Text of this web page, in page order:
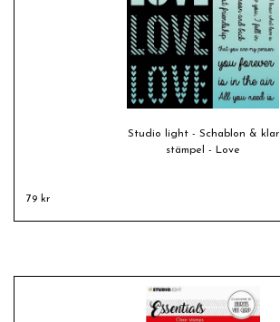
Studio light - Schablon & klar
stämpel - Love
79 kr